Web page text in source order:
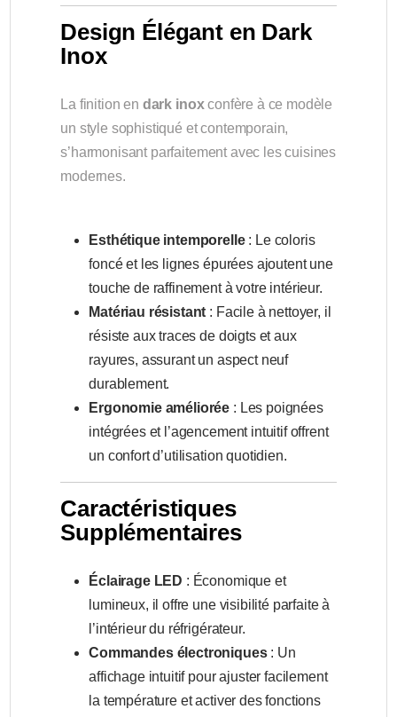
Design Élégant en Dark
Inox
La finition en dark inoxconfère à ce modèle
un style sophistiqué et contemporain,
s’harmonisant parfaitement avec les cuisines
modernes.
Esthétique intemporelle: Le coloris
foncé et les lignes épurées ajoutent une
touche de raffinement à votre intérieur.
Matériau résistant : Facile à nettoyer, il
résiste aux traces de doigts et aux
rayures, assurant un aspect neuf
durablement.
Ergonomie améliorée : Les poignées
intégrées et l’agencement intuitif offrent
un confort d’utilisation quotidien.
Caractéristiques
Supplémentaires
Éclairage LED : Économique et
lumineux, il offre une visibilité parfaite à
l’intérieur du réfrigérateur.
Commandes électroniques: Un
affichage intuitif pour ajuster facilement
la température et activer des fonctions